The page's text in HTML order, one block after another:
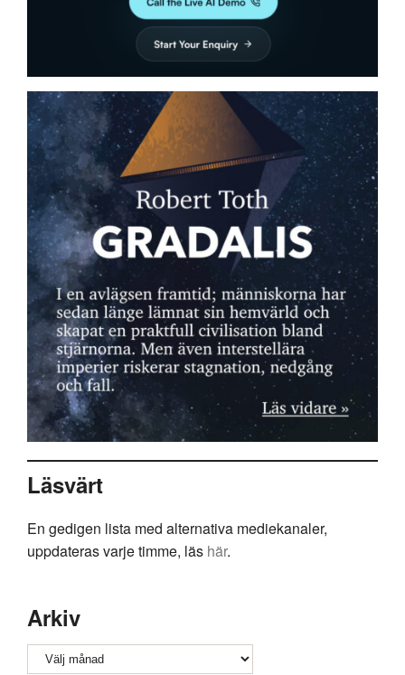
Läsvärt
En gedigen lista med alternativa mediekanaler,
uppdateras varje timme, läs här.
Arkiv
Arkiv